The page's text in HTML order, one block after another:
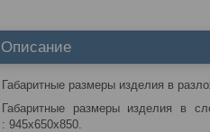
Описание
Габаритные размеры изделия в
Габаритные размеры изделия в
: 945х650х850.